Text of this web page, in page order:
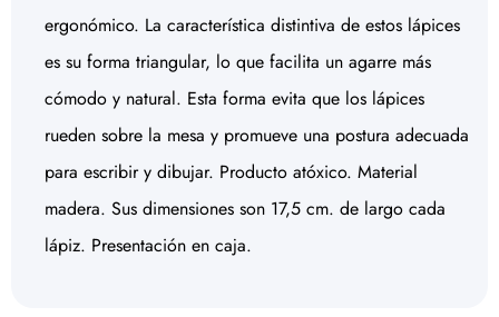
ergonómico. La característica distintiva de estos lápices
es su forma triangular, lo que facilita un agarre más
cómodo y natural. Esta forma evita que los lápices
rueden sobre la mesa y promueve una postura adecuada
para escribir y dibujar. Producto atóxico. Material
madera. Sus dimensiones son 17,5 cm. de largo cada
lápiz. Presentación en caja.